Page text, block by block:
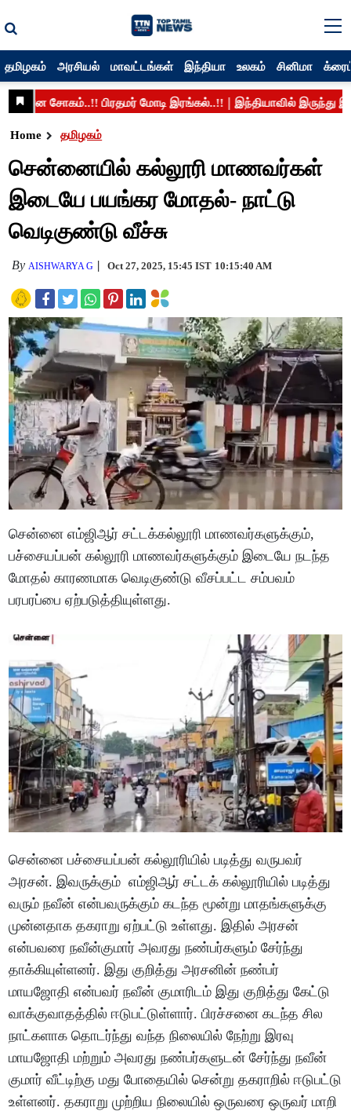
தமிழகம் அரசியல் மாவட்டங்கள் இந்தியா உலகம் சினிமா
Home தமிழகம்
சென்னையில் கல்லூரி மாணவர்கள்
இடையே பயங்கர மோதல்- நாட்டு
வெடிகுண்டு வீச்சு
By AISHWARYA G Oct 27, 2025, 15:45 IST 10:15:40 AM
சென்னை எம்ஜிஆர் சட்டக்கல்லூரி மாணவர்களுக்கும்,
பச்சையப்பன் கல்லூரி மாணவர்களுக்கும் இடையே நடந்த
மோதல் காரணமாக வெடிகுண்டு வீசப்பட்ட சம்பவம்
பரபரப்பை ஏற்படுத்தியுள்ளது.
சென்னை பச்சையப்பன் கல்லூரியில் படித்து வருபவர்
அரசன். இவருக்கும் எம்ஜிஆர் சட்டக் கல்லூரியில் படித்து
வரும் நவீன் என்பவருக்கும் கடந்த மூன்று மாதங்களுக்கு
முன்னதாக தகராறு ஏற்பட்டு உள்ளது. இதில் அரசன்
என்பவரை நவீன்குமார் அவரது நண்பர்களும் சேர்ந்து
தாக்கியுள்ளனர். இது குறித்து அரசனின் நண்பர்
மாயஜோதி என்பவர் நவீன் குமாரிடம் இது குறித்து கேட்டு
வாக்குவாதத்தில் ஈடுபட்டுள்ளார். பிரச்சனை கடந்த சில
நாட்களாக தொடர்ந்து வந்த நிலையில் நேற்று இரவு
மாயஜோதி மற்றும் அவரது நண்பர்களுடன் சேர்ந்து நவீன்
குமார் வீட்டிற்கு மது போதையில் சென்று தகராறில் ஈடுபட்டு
உள்ளனர். தகராறு முற்றிய நிலையில் ஒருவரை ஒருவர் மாறி